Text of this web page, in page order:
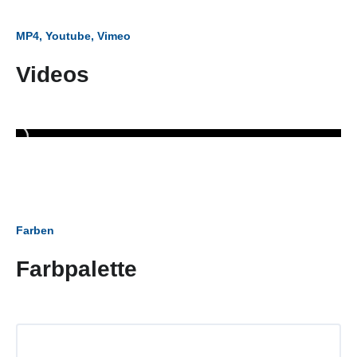
MP4, Youtube, Vimeo
Videos
Farben
Farbpalette